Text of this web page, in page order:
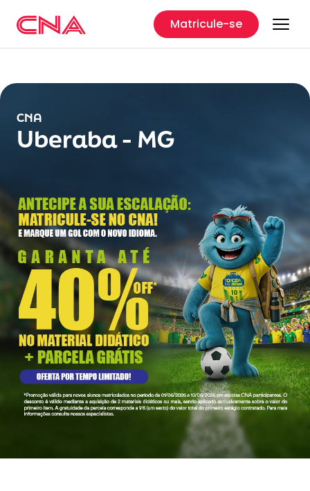
Matricule-se
CNA
Uberaba - MG